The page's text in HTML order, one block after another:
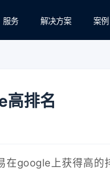
服务 解决方案 案例
高排名
在google上获得高的